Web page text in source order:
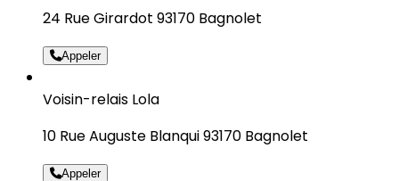
24 Rue Girardot 93170 Bagnolet
Appeler
Voisin-relais Lola
10 Rue Auguste Blanqui 93170 Bagnolet
Appeler